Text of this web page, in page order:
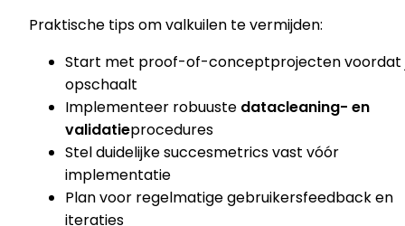
Praktische tips om valkuilen te vermijden:
Start met proof-of-conceptprojecten voordat
opschaalt
Implementeer robuuste datacleaning- en
validatieprocedures
Stel duidelijke succesmetrics vast vóór
implementatie
Plan voor regelmatige gebruikersfeedback en
iteraties